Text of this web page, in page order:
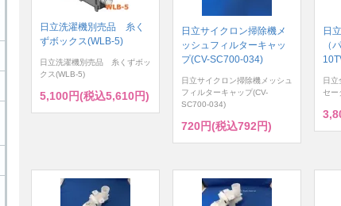
日立洗濯機別売品 糸く
ずボックス(WLB-5)
日立洗濯機別売品 糸くずボッ
クス(WLB-5)
5,100円(税込5,610円)
日立サイクロン掃除機メ
ッシュフィルターキャッ
プ(CV-SC700-034)
日立サイクロン掃除機メッシュ
フィルターキャップ(CV-
SC700-034)
720円(税込792円)
日
（
日
セー